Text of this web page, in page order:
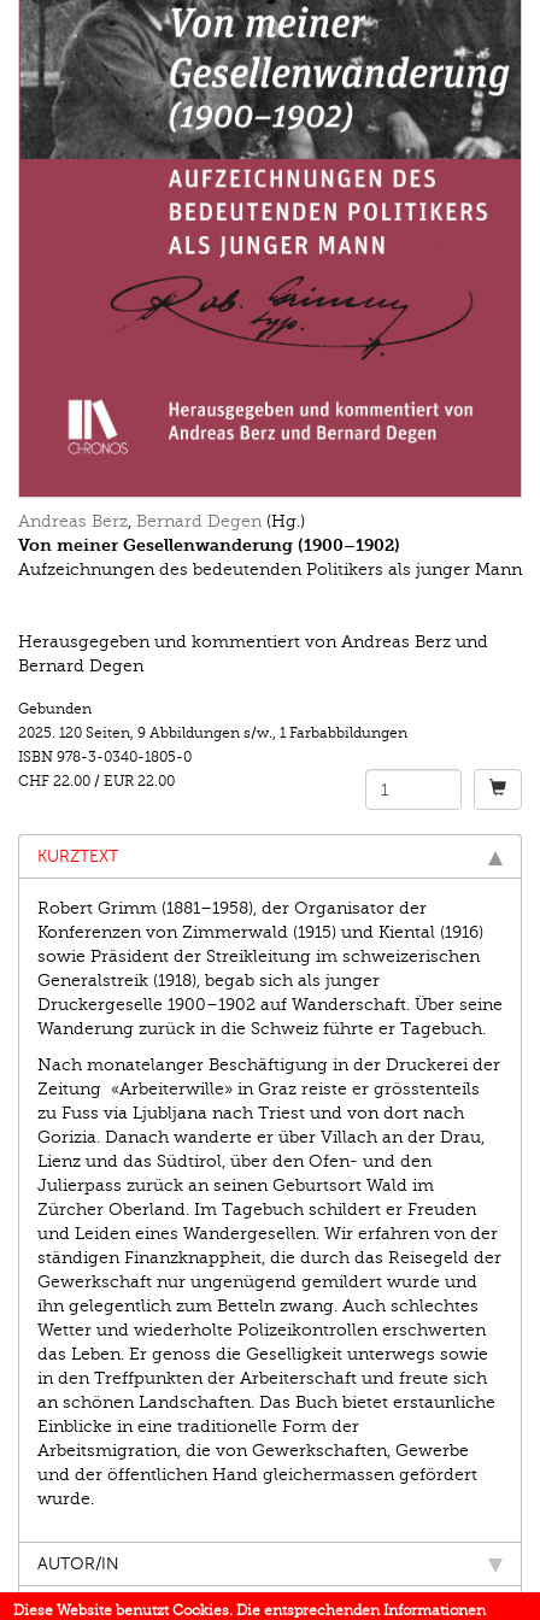
Andreas Berz, Bernard Degen (Hg.)
Von meiner Gesellenwanderung (1900–1902)
Aufzeichnungen des bedeutenden Politikers als junger Mann
Herausgegeben und kommentiert von Andreas Berz und
Bernard Degen
Gebunden
2025. 120 Seiten, 9 Abbildungen s/w., 1 Farbabbildungen
ISBN 978-3-0340-1805-0
CHF 22.00 / EUR 22.00
KURZTEXT
Robert Grimm (1881–1958), der Organisator der
Konferenzen von Zimmerwald (1915) und Kiental (1916)
sowie Präsident der Streikleitung im schweizerischen
Generalstreik (1918), begab sich als junger
Druckergeselle 1900–1902 auf Wanderschaft. Über seine
Wanderung zurück in die Schweiz führte er Tagebuch.
Nach monatelanger Beschäftigung in der Druckerei der
Zeitung «Arbeiterwille» in Graz reiste er grösstenteils
zu Fuss via Ljubljana nach Triest und von dort nach
Gorizia. Danach wanderte er über Villach an der Drau,
Lienz und das Südtirol, über den Ofen- und den
Julierpass zurück an seinen Geburtsort Wald im
Zürcher Oberland. Im Tagebuch schildert er Freuden
und Leiden eines Wandergesellen. Wir erfahren von der
ständigen Finanzknappheit, die durch das Reisegeld der
Gewerkschaft nur ungenügend gemildert wurde und
ihn gelegentlich zum Betteln zwang. Auch schlechtes
Wetter und wiederholte Polizeikontrollen erschwerten
das Leben. Er genoss die Geselligkeit unterwegs sowie
in den Treffpunkten der Arbeiterschaft und freute sich
an schönen Landschaften. Das Buch bietet erstaunliche
Einblicke in eine traditionelle Form der
Arbeitsmigration, die von Gewerkschaften, Gewerbe
und der öffentlichen Hand gleichermassen gefördert
wurde.
AUTOR/IN
EINBLICK
Diese Website benutzt Cookies. Die entsprechenden Informationen